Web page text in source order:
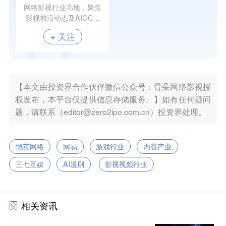
网络影视行业高地，聚焦
影视前沿动态及AIGC领
域，关注行业痛点，为行
业提供全面、及时的一手
众，是专业的影视行业价
值发掘者。
+ 关注
【本文由投资界合作伙伴微信公众号：骨朵网络影视授
权发布，本平台仅提供信息存储服务。】如有任何疑问
题，请联系（editor@zero2ipo.com.cn）投资界处理。
恺英网络 网易 游戏行业
内容产业
三七互娱
AI漫剧 影视视频行业
相关资讯